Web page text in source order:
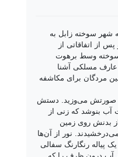
شهر سوخته زابل به
از اتفاقاتی از
وسط برهوت
عارف مسلکی آشنا
مردگان برای مکاشفه
صورتش می‌وزید. دستش
بنوشد که زنی از
بدنش روی زمین
نور از آن‌ها
رنگارنگ سفالی